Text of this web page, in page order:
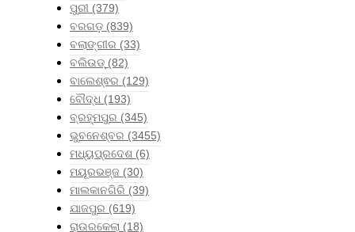
ପୁରୀ (379)
ବରଗଡ଼ (839)
ବଲାଙ୍ଗୀର (33)
ବଲିଉଡ୍ (82)
ବାଲେଶ୍ଵର (129)
ବୌଦ୍ଧ (193)
ବ୍ରହ୍ମପୁର (345)
ଭୁବନେଶ୍ବର (3455)
ମଧ୍ୟପ୍ରଦେଶ (6)
ମୟୂରଭଞ୍ଜ (30)
ମାଲକାନଗିରି (39)
ଯାଜପୁର (619)
ରାଉରକେଲା (18)